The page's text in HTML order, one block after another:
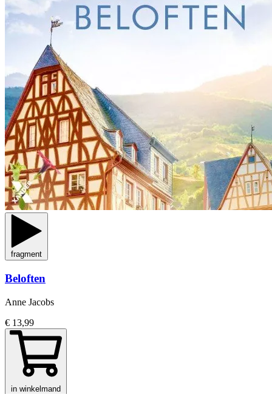
fragment
Beloften
Anne Jacobs
€ 13,99
in winkelmand